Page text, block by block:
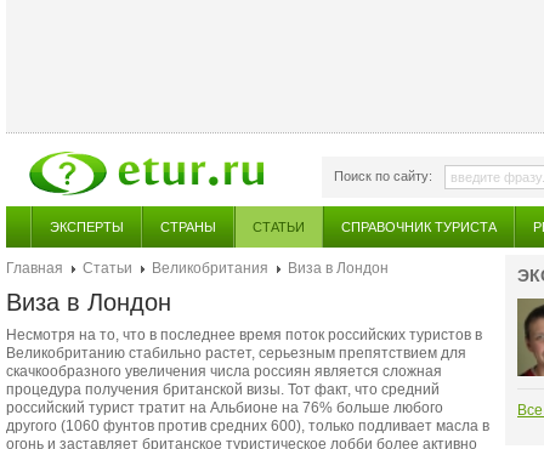
Поиск по сайту:
ЭКСПЕРТЫ СТРАНЫ СТАТЬИ СПРАВОЧНИК ТУРИСТА
Главная Статьи Великобритания Виза в Лондон
Виза в Лондон
Несмотря на то, что в последнее время поток российских туристов в
Великобританию стабильно растет, серьезным препятствием для
скачкообразного увеличения числа россиян является сложная
процедура получения британской визы. Тот факт, что средний
российский турист тратит на Альбионе на 76% больше любого
другого (1060 фунтов против средних 600), только подливает масла в
огонь и заставляет британское туристическое лобби более активно